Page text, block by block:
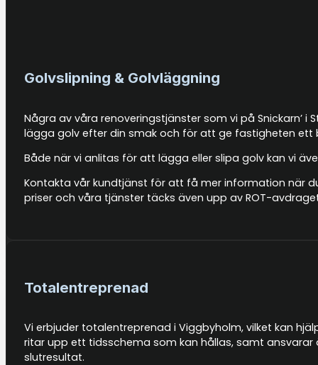
Golvslipning & Golvläggning
Några av våra renoveringstjänster som vi på
lägga golv efter din smak och för att ge fastigheten ett
Både när vi anlitas för att lägga eller slipa golv kan vi
Kontakta vår kundtjänst för att få mer information när
priser och våra tjänster täcks även upp av ROT-
Totalentreprenad
Vi erbjuder totalentreprenad i Viggbyholm, vilket kan
ritar upp ett tidsschema som kan hållas, samt
slutresultat.